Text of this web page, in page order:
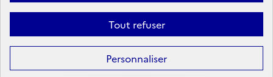
gouvernement.fr
Tout refuser
Personnaliser